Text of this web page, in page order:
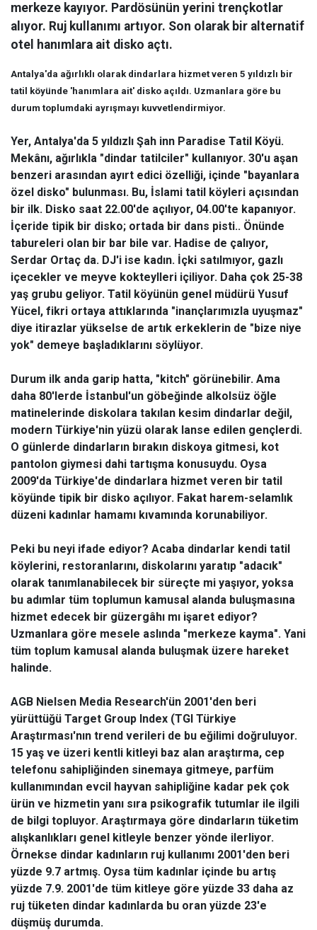
merkeze kayıyor. Pardösünün yerini trençkotlar
alıyor. Ruj kullanımı artıyor. Son olarak bir alternatif
otel hanımlara ait disko açtı.
Antalya'da ağırlıklı olarak dindarlara hizmet veren 5 yıldızlı bir
tatil köyünde 'hanımlara ait' disko açıldı. Uzmanlara göre bu
durum toplumdaki ayrışmayı kuvvetlendirmiyor.
Yer, Antalya'da 5 yıldızlı Şah inn Paradise Tatil Köyü.
Mekânı, ağırlıkla "dindar tatilciler" kullanıyor. 30'u aşan
benzeri arasından ayırt edici özelliği, içinde "bayanlara
özel disko" bulunması. Bu, İslami tatil köyleri açısından
bir ilk. Disko saat 22.00'de açılıyor, 04.00'te kapanıyor.
İçeride tipik bir disko; ortada bir dans pisti.. Önünde
tabureleri olan bir bar bile var. Hadise de çalıyor,
Serdar Ortaç da. DJ'i ise kadın. İçki satılmıyor, gazlı
içecekler ve meyve kokteylleri içiliyor. Daha çok 25-38
yaş grubu geliyor. Tatil köyünün genel müdürü Yusuf
Yücel, fikri ortaya attıklarında "inançlarımızla uyuşmaz"
diye itirazlar yükselse de artık erkeklerin de "bize niye
yok" demeye başladıklarını söylüyor.
Durum ilk anda garip hatta, "kitch" görünebilir. Ama
daha 80'lerde İstanbul'un göbeğinde alkolsüz öğle
matinelerinde diskolara takılan kesim dindarlar değil,
modern Türkiye'nin yüzü olarak lanse edilen gençlerdi.
O günlerde dindarların bırakın diskoya gitmesi, kot
pantolon giymesi dahi tartışma konusuydu. Oysa
2009'da Türkiye'de dindarlara hizmet veren bir tatil
köyünde tipik bir disko açılıyor. Fakat harem-selamlık
düzeni kadınlar hamamı kıvamında korunabiliyor.
Peki bu neyi ifade ediyor? Acaba dindarlar kendi tatil
köylerini, restoranlarını, diskolarını yaratıp "adacık"
olarak tanımlanabilecek bir süreçte mi yaşıyor, yoksa
bu adımlar tüm toplumun kamusal alanda buluşmasına
hizmet edecek bir güzergâhı mı işaret ediyor?
Uzmanlara göre mesele aslında "merkeze kayma". Yani
tüm toplum kamusal alanda buluşmak üzere hareket
halinde.
AGB Nielsen Media Research'ün 2001'den beri
yürüttüğü Target Group Index (TGI Türkiye
Araştırması'nın trend verileri de bu eğilimi doğruluyor.
15 yaş ve üzeri kentli kitleyi baz alan araştırma, cep
telefonu sahipliğinden sinemaya gitmeye, parfüm
kullanımından evcil hayvan sahipliğine kadar pek çok
ürün ve hizmetin yanı sıra psikografik tutumlar ile ilgili
de bilgi topluyor. Araştırmaya göre dindarların tüketim
alışkanlıkları genel kitleyle benzer yönde ilerliyor.
Örnekse dindar kadınların ruj kullanımı 2001'den beri
yüzde 9.7 artmış. Oysa tüm kadınlar içinde bu artış
yüzde 7.9. 2001'de tüm kitleye göre yüzde 33 daha az
ruj tüketen dindar kadınlarda bu oran yüzde 23'e
düşmüş durumda.